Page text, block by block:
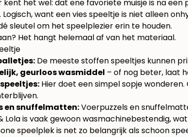
het wel: dat ene favoriete muisje is na
Logisch, want een vies speeltje is niet alleen
sleutel om het speelplezier erin te houden.
Het hangt helemaal af van het materiaal.
De meeste stoffen speeltjes kunnen
geurloos wasmiddel – of nog beter, laat
Hier doet een simpel sopje
en snuffelmatten:Voerpuzzels en
Lola is vaak gewoon wasmachinebestendig,
speelplek is net zo belangrijk als schoon